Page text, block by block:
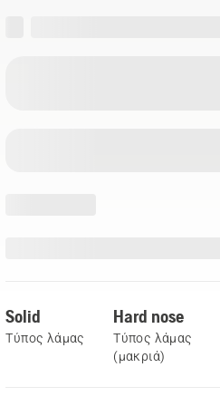
Solid
Τύπος λάμας
Hard nose
Τύπος λάμας
(μακριά)